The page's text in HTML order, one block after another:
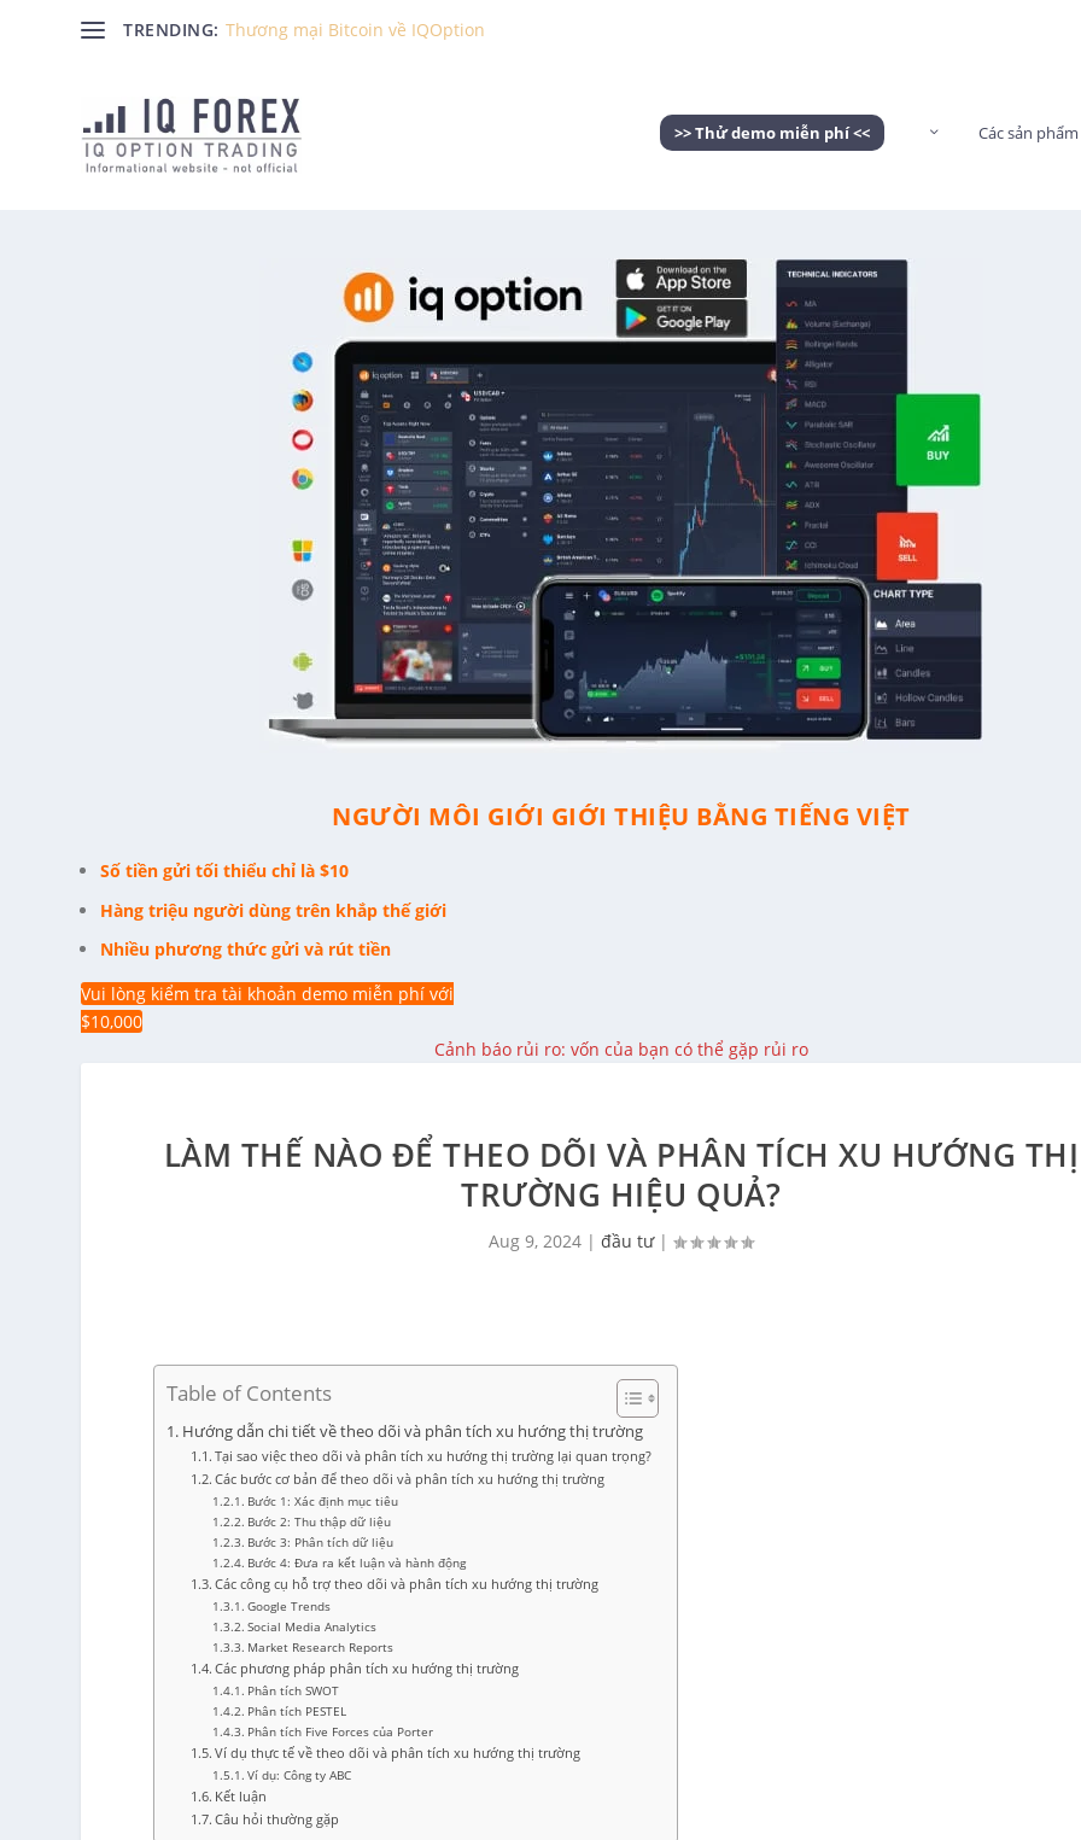
TRENDING: Thương mại Bitcoin về IQOption
>> Thử demo miễn phí << Các sản phẩm
NGƯỜI MÔI GIỚI GIỚI THIỆU BẰNG TIẾNG VIỆT
Số tiền gửi tối thiểu chỉ là $10
Hàng triệu người dùng trên khắp thế giới
Nhiều phương thức gửi và rút tiền
Vui lòng kiểm tra tài khoản demo miễn phí với
$10,000
Cảnh báo rủi ro: vốn của bạn có thể gặp rủi ro
LÀM THẾ NÀO ĐỂ THEO DÕI VÀ PHÂN TÍCH XU HƯỚNG THỊ
TRƯỜNG HIỆU QUẢ?
Aug 9, 2024 |đầu tư|
Table of Contents
Hướng dẫn chi tiết về theo dõi và phân tích xu hướng thị trường
Tại sao việc theo dõi và phân tích xu hướng thị trường lại quan trọng?
Các bước cơ bản để theo dõi và phân tích xu hướng thị trường
Bước 1: Xác định mục tiêu
Bước 2: Thu thập dữ liệu
Bước 3: Phân tích dữ liệu
Bước 4: Đưa ra kết luận và hành động
Các công cụ hỗ trợ theo dõi và phân tích xu hướng thị trường
Google Trends
Social Media Analytics
Market Research Reports
Các phương pháp phân tích xu hướng thị trường
Phân tích SWOT
Phân tích PESTEL
Phân tích Five Forces của Porter
Ví dụ thực tế về theo dõi và phân tích xu hướng thị trường
Ví dụ: Công ty ABC
Kết luận
Câu hỏi thường gặp